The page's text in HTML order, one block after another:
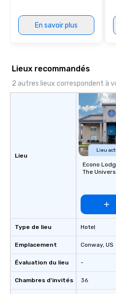
En savoir plus
Lieux recommandés
2 autres lieux correspondent à
Lieu
Type de lieu
Emplacement
Évaluation du lieu
Chambres d'invités
Lieu
Econo
The
Hotel
Conway, US
-
36